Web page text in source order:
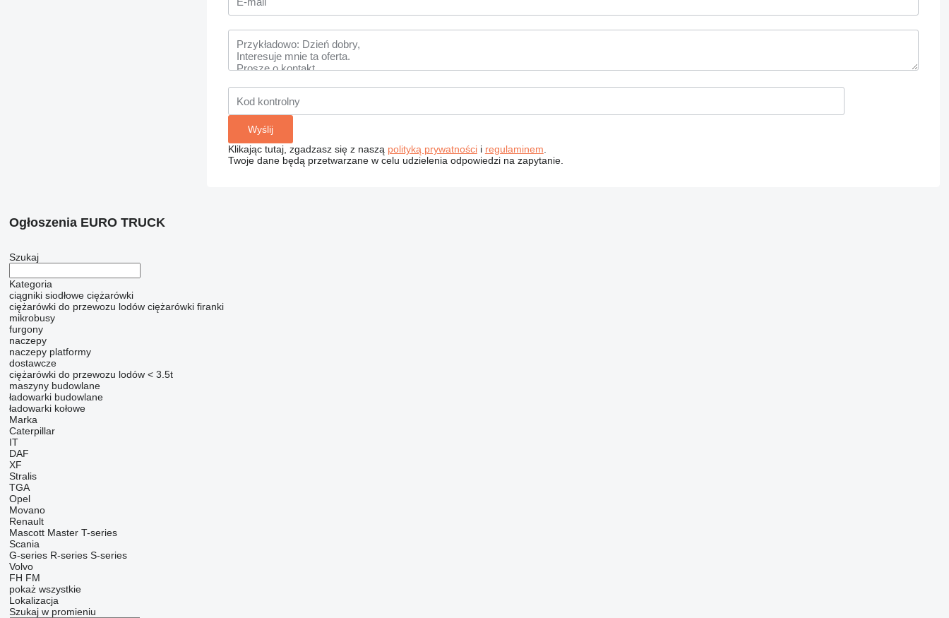
Klikając tutaj, zgadzasz się z naszą polityką prywatnościi regulaminem
Twoje dane będą przetwarzane w celu udzielenia odpowiedzi na zapytanie.
Ogłoszenia EURO TRUCK
Szukaj
Kategoria
ciągniki siodłowe ciężarówki
ciężarówki do przewozu lodów ciężarówki firanki
mikrobusy
furgony
naczepy
naczepy platformy
dostawcze
ciężarówki do przewozu lodów < 3.5t
maszyny budowlane
ładowarki budowlane
ładowarki kołowe
Marka
Caterpillar
IT
DAF
XF
Stralis
TGA
Opel
Movano
Renault
Mascott Master T-series
Scania
G-series R-series S-series
Volvo
FH FM
pokaż wszystkie
Lokalizacja
Szukaj w promieniu